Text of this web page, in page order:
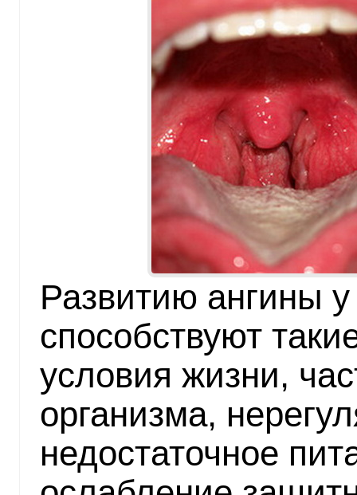
Развитию ангины
способствуют
условия жизни,
организма,
недостаточное